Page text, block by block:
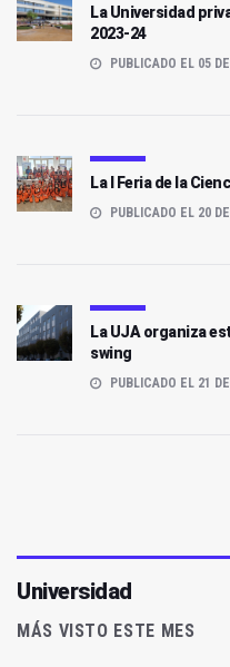
La Universidad
2023-24
PUBLICADO EL 05
La I Feria de la
PUBLICADO EL 20
La UJA organiza
swing
PUBLICADO EL 21
Universidad
MÁS VISTO ESTE MES